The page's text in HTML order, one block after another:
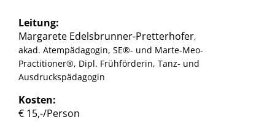
Leitung:
Margarete Edelsbrunner-Pretterhofer,
akad. Atempädagogin, SE®- und Marte-Meo-
Practitioner®, Dipl. Frühförderin, Tanz- und
Ausdruckspädagogin
Kosten:
€ 15,-/Person